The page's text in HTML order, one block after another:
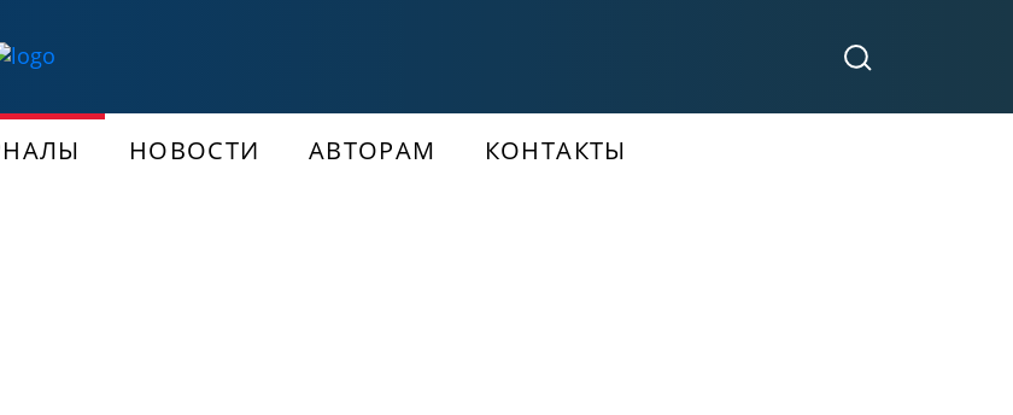
НОВОСТИ АВТОРАМ КОНТАКТЫ